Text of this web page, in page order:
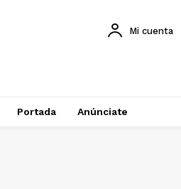
Mi cuenta
Portada Anúnciate